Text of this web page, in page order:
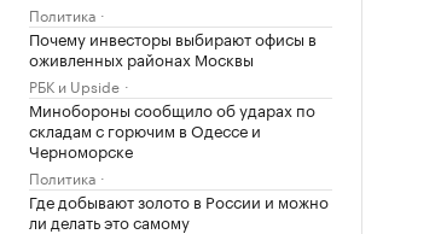
Политика
Почему инвесторы выбирают офисы в
оживленных районах Москвы
РБК и Upside
Минобороны сообщило об ударах по
складам с горючим в Одессе и
Черноморске
Политика
Где добывают золото в России и можно
ли делать это самому